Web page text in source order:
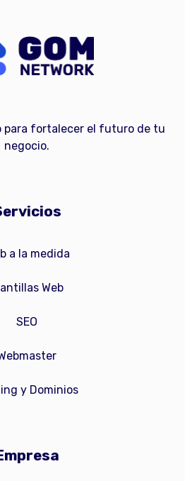
para fortalecer el futuro de tu
negocio.
a la medida
Web
SEO
y Dominios